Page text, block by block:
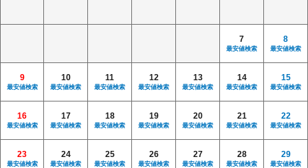
7
最安値検索
8
最安値検索
9
最安値検索
10
最安値検索
11
最安値検索
12
最安値検索
13
最安値検索
14
最安値検索
15
最安値検索
16
最安値検索
17
最安値検索
18
最安値検索
19
最安値検索
20
最安値検索
21
最安値検索
22
最安値検索
23
最安値検索
24
最安値検索
25
最安値検索
26
最安値検索
27
最安値検索
28
最安値検索
29
最安値検索